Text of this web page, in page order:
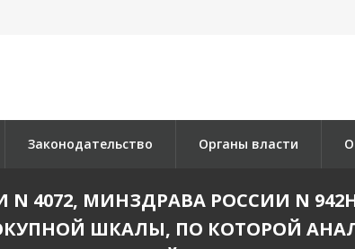
Законодательство Органы власти
4072, МИНЗДРАВА РОССИИ N 942Н
ШКАЛЫ, ПО КОТОРОЙ